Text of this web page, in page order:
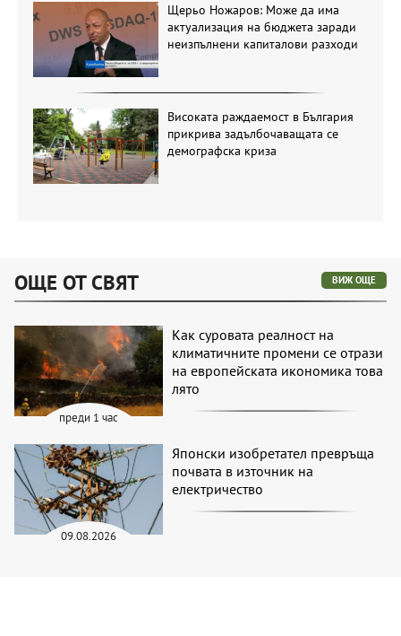
Щерьо Ножаров: Може да има
актуализация на бюджета заради
неизпълнени капиталови разходи
Високата раждаемост в България
прикрива задълбочаващата се
демографска криза
ОЩЕ ОТ СВЯТ ВИЖ ОЩЕ
преди 1 час
Как суровата реалност на
климатичните промени се отрази
на европейската икономика това
лято
09.08.2026
Японски изобретател превръща
почвата в източник на
електричество